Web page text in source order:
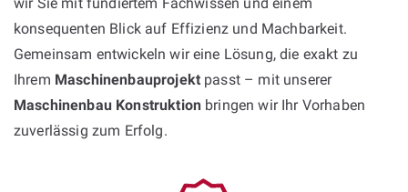
konsequenten Blick auf Effizienz und Machbarkeit.
Gemeinsam entwickeln wir eine Lösung, die exakt zu
Ihrem Maschinenbauprojekt passt – mit unserer
Maschinenbau Konstruktion bringen wir Ihr Vorhaben
zuverlässig zum Erfolg.